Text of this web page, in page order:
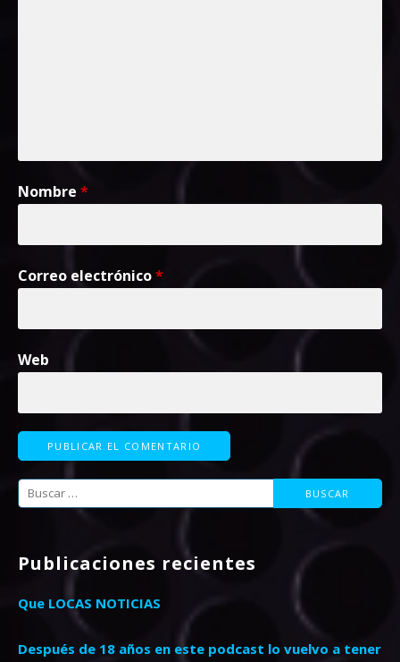
Nombre *
Correo electrónico*
Web
Buscar:
Publicaciones recientes
Que LOCAS NOTICIAS
Después de 18 años en este podcast lo vuelvo a tener